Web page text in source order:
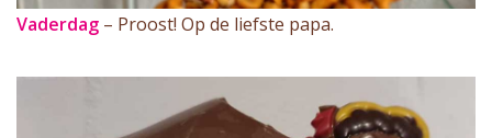
Vaderdag – Proost! Op de liefste papa.